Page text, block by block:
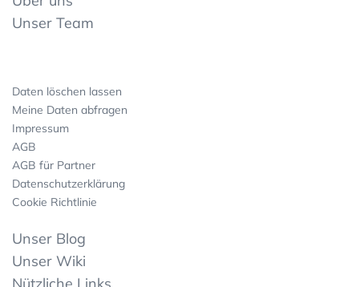
Unser Team
Daten löschen lassen
Meine Daten abfragen
Impressum
AGB
AGB für Partner
Datenschutzerklärung
Cookie Richtlinie
Unser Blog
Unser Wiki